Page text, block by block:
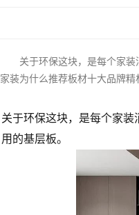
关于环保这块，是每个家
家装为什么推荐板材十大品牌精
关于环保这块，是每个家
用的基层板。